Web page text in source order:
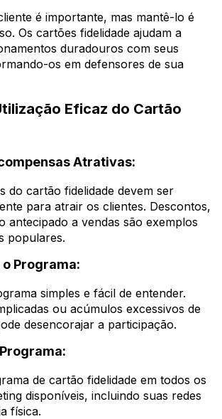
é importante, mas mantê-lo é
Os cartões fidelidade ajudam a
duradouros com seus
os em defensores de sua
Eficaz do Cartão
Atrativas:
do cartão fidelidade devem ser
para atrair os clientes. Descontos,
antecipado a vendas são exemplos
populares.
Programa:
simples e fácil de entender.
ou acúmulos excessivos de
desencorajar a participação.
de cartão fidelidade em todos os
disponíveis, incluindo suas redes
física.